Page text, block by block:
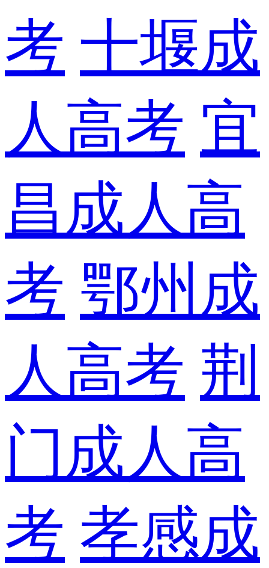
考 十堰成
人高考 宜
昌成人高
考 鄂州成
人高考 荆
门成人高
考 孝感成